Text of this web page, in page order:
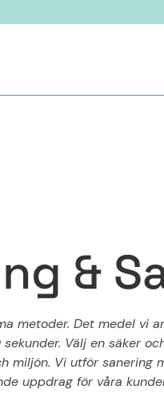
ng & S
metoder. Det medel vi
Välj en säker
miljön. Vi utför sanering
uppdrag för våra